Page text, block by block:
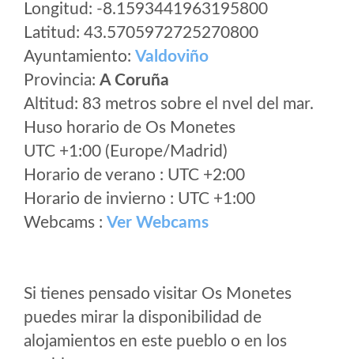
Longitud: -8.1593441963195800
Latitud: 43.5705972725270800
Ayuntamiento: Valdoviño
Provincia: A Coruña
Altitud: 83 metros sobre el nvel del mar.
Huso horario de Os Monetes
UTC +1:00 (Europe/Madrid)
Horario de verano : UTC +2:00
Horario de invierno : UTC +1:00
Webcams : Ver Webcams
Si tienes pensado visitar Os Monetes
puedes mirar la disponibilidad de
alojamientos en este pueblo o en los